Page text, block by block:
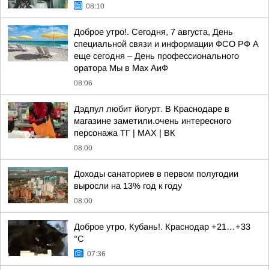
08:10
Доброе утро!. Сегодня, 7 августа, День
специальной связи и информации ФСО РФ А
еще сегодня – День профессионального
оратора Мы в Мах АиФ
08:06
Дэдпул любит йогурт. В Краснодаре в
магазине заметили.очень интересного
персонажа TГ | MAX | ВК
08:00
Доходы санаториев в первом полугодии
выросли на 13% год к году
08:00
Доброе утро, Кубань!. Краснодар +21…+33
°С
07:36